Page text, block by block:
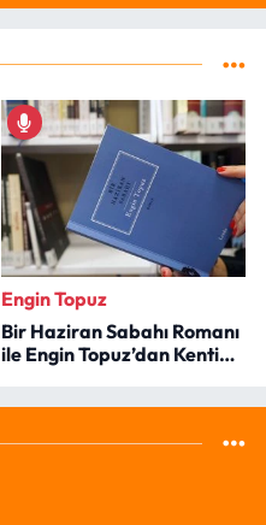
Engin Topuz
Bir Haziran Sabahı Romanı
ile Engin Topuz’dan Kenti